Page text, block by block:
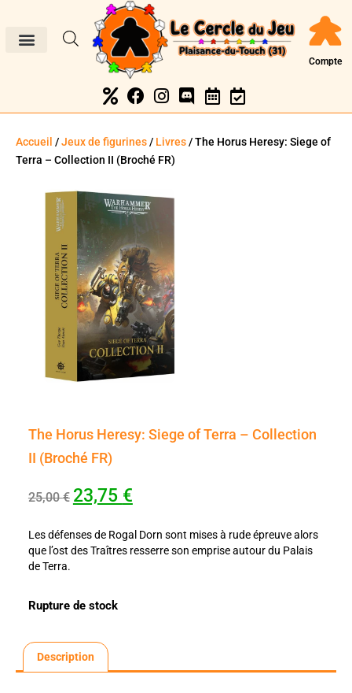
Compte
Accueil /Jeux de figurines/ Livres/ The Horus Heresy: Siege of
Terra – Collection II (Broché FR)
The Horus Heresy: Siege of Terra – Collection
II (Broché FR)
25,00€ 23,75 €
Les défenses de Rogal Dorn sont mises à rude épreuve alors
que l’ost des Traîtres resserre son emprise autour du Palais
de Terra.
Rupture de stock
Description